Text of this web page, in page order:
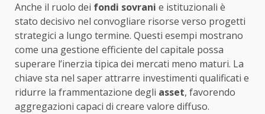
Anche il ruolo dei fondi sovrani e istituzionali è
stato decisivo nel convogliare risorse verso progetti
strategici a lungo termine. Questi esempi mostrano
come una gestione efficiente del capitale possa
superare l’inerzia tipica dei mercati meno maturi. La
chiave sta nel saper attrarre investimenti qualificati e
ridurre la frammentazione degli asset, favorendo
aggregazioni capaci di creare valore diffuso.